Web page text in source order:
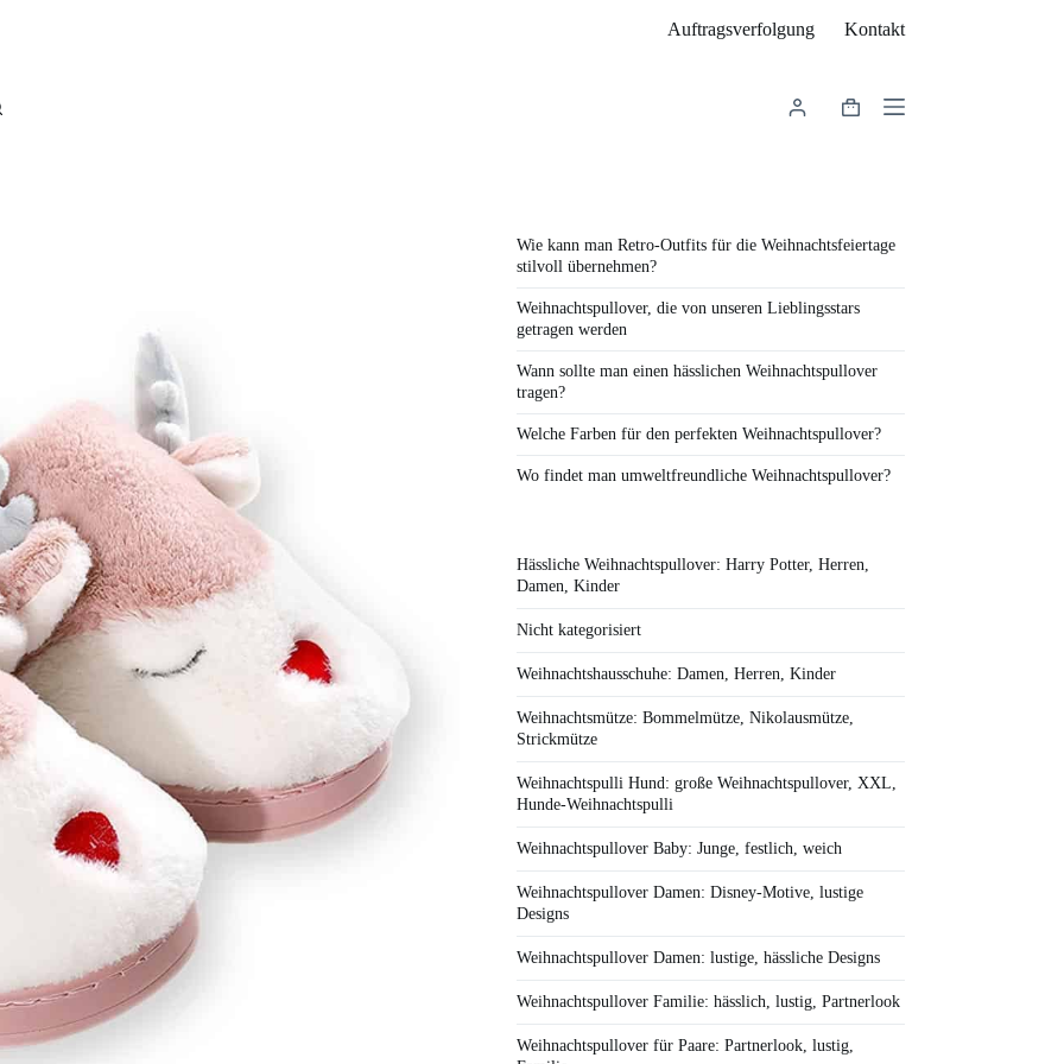
Auftragsverfolgung Kontakt
Warenkorb
Wie kann man Retro-Outfits für die Weihnachtsfeiertage
stilvoll übernehmen?
Weihnachtspullover, die von unseren Lieblingsstars
getragen werden
Wann sollte man einen hässlichen Weihnachtspullover
tragen?
Welche Farben für den perfekten Weihnachtspullover?
Wo findet man umweltfreundliche Weihnachtspullover?
Hässliche Weihnachtspullover: Harry Potter, Herren,
Damen, Kinder
Nicht kategorisiert
Weihnachtshausschuhe: Damen, Herren, Kinder
Weihnachtsmütze: Bommelmütze, Nikolausmütze,
Strickmütze
Weihnachtspulli Hund: große Weihnachtspullover, XXL,
Hunde-Weihnachtspulli
Weihnachtspullover Baby: Junge, festlich, weich
Weihnachtspullover Damen: Disney-Motive, lustige
Designs
Weihnachtspullover Damen: lustige, hässliche Designs
Weihnachtspullover Familie: hässlich, lustig, Partnerlook
Weihnachtspullover für Paare: Partnerlook, lustig,